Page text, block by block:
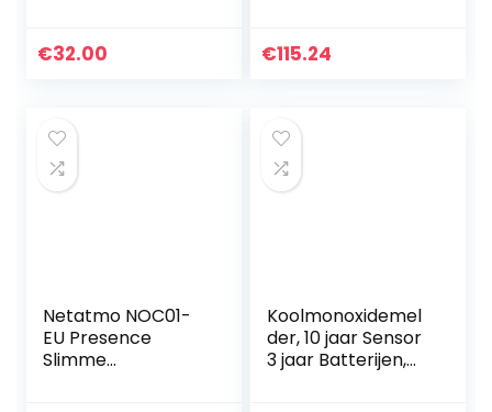
detector Indoor
€32.00
alarm,
€115.24
Netatmo NOC01-
EU Presence
Slimme
Koolmonoxidemel
der, 10 jaar Sensor
3 jaar Batterijen,